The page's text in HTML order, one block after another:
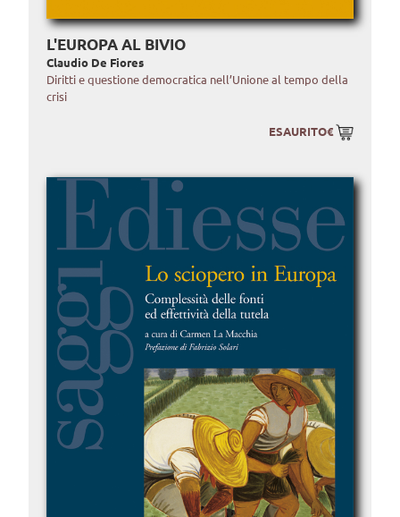
L'EUROPA AL BIVIO
Claudio De Fiores
Diritti e questione democratica nell’Unione al tempo della
crisi
ESAURITO€